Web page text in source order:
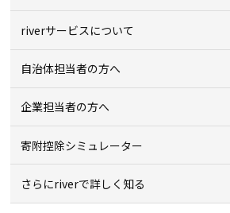
riverサービスについて
自治体担当者の方へ
企業担当者の方へ
寄附控除シミュレーター
さらにriverで詳しく知る